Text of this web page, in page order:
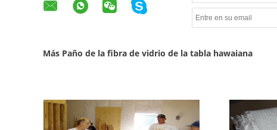
Más Paño de la fibra de vidrio de la tabla hawaiana